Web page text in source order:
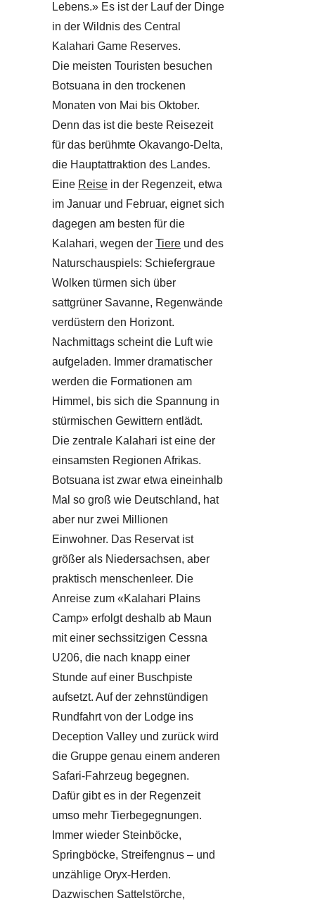
Lebens.» Es ist der Lauf der Dinge
in der Wildnis des Central
Kalahari Game Reserves.
Die meisten Touristen besuchen
Botsuana in den trockenen
Monaten von Mai bis Oktober.
Denn das ist die beste Reisezeit
für das berühmte Okavango-Delta,
die Hauptattraktion des Landes.
Eine Reise in der Regenzeit, etwa
im Januar und Februar, eignet sich
dagegen am besten für die
Kalahari, wegen der Tiere und des
Naturschauspiels: Schiefergraue
Wolken türmen sich über
sattgrüner Savanne, Regenwände
verdüstern den Horizont.
Nachmittags scheint die Luft wie
aufgeladen. Immer dramatischer
werden die Formationen am
Himmel, bis sich die Spannung in
stürmischen Gewittern entlädt.
Die zentrale Kalahari ist eine der
einsamsten Regionen Afrikas.
Botsuana ist zwar etwa eineinhalb
Mal so groß wie Deutschland, hat
aber nur zwei Millionen
Einwohner. Das Reservat ist
größer als Niedersachsen, aber
praktisch menschenleer. Die
Anreise zum «Kalahari Plains
Camp» erfolgt deshalb ab Maun
mit einer sechssitzigen Cessna
U206, die nach knapp einer
Stunde auf einer Buschpiste
aufsetzt. Auf der zehnstündigen
Rundfahrt von der Lodge ins
Deception Valley und zurück wird
die Gruppe genau einem anderen
Safari-Fahrzeug begegnen.
Dafür gibt es in der Regenzeit
umso mehr Tierbegegnungen.
Immer wieder Steinböcke,
Springböcke, Streifengnus – und
unzählige Oryx-Herden.
Dazwischen Sattelstörche,